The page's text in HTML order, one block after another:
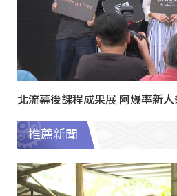
北流幕後課程成果展 阿爆率新
推薦新聞